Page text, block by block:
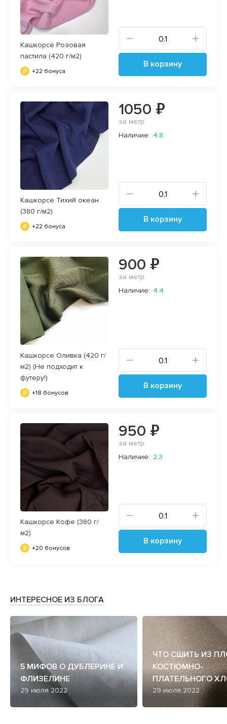
Кашкорсе Розовая
пастила (420 г/м2)
+22 бонуса
В корзину
Кашкорсе Тихий океан
(380 г/м2)
+22 бонуса
1050 ₽
за метр
Наличие: 4.8
В корзину
Кашкорсе Оливка (420 г/
м2) (Не подходит к
футеру!)
+18 бонусов
900 ₽
за метр
Наличие: 4.4
В корзину
Кашкорсе Кофе (380 г/
м2)
+20 бонусов
950 ₽
за метр
Наличие: 2.3
В корзину
ИНТЕРЕСНОЕ ИЗ БЛОГА
5 МИФОВ О ДУБЛЕРИНЕ И
ФЛИЗЕЛИНЕ
29 июля 2022
ЧТО СШИТЬ ИЗ
КОСТЮМНО-
ПЛАТЕЛЬНОГО
29 июля 2022